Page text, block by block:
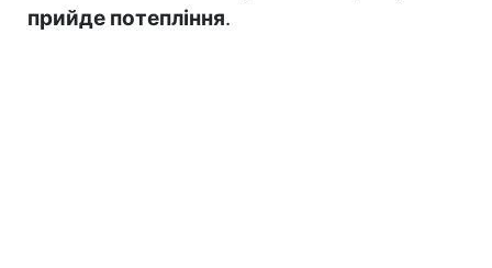
прийде потепління.